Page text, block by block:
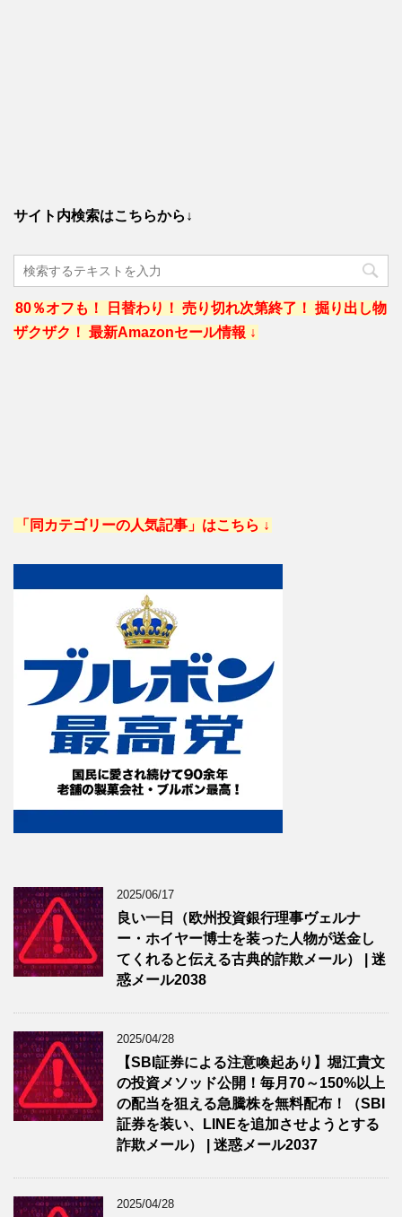
サイト内検索はこちらから↓
80％オフも！ 日替わり！ 売り切れ次第終了！ 掘り出し物
ザクザク！ 最新Amazonセール情報 ↓
「同カテゴリーの人気記事」はこちら ↓
2025/06/17
良い一日（欧州投資銀行理事ヴェルナ
ー・ホイヤー博士を装った人物が送金し
てくれると伝える古典的詐欺メール） | 迷
惑メール2038
2025/04/28
【SBI証券による注意喚起あり】堀江貴文
の投資メソッド公開！毎月70～150%以上
の配当を狙える急騰株を無料配布！（SBI
証券を装い、LINEを追加させようとする
詐欺メール） | 迷惑メール2037
2025/04/28